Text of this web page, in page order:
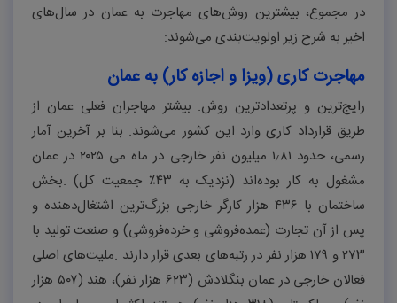
در مجموع، بیشترین روش‌های مهاجرت به عمان در سال‌های
اخیر به شرح زیر اولویت‌بندی می‌شوند:
مهاجرت کاری (ویزا و اجازه کار) به عمان
رایج‌ترین و پرتعدادترین روش. بیشتر مهاجران فعلی عمان از
طریق قرارداد کاری وارد این کشور می‌شوند. بنا بر آخرین آمار
رسمی، حدود
۱٫۸۱ میلیون نفر خارجی در ماه می ۲۰۲۵در عمان
مشغول به کار بوده‌اند (نزدیک به ۴۳٪ جمعیت کل) .بخش
ساختمان با ۴۳۶هزار کارگر خارجی بزرگ‌ترین اشتغال‌دهنده و
پس از آن تجارت (عمده‌فروشی و خرده‌فروشی) و صنعت تولید با
۲۷۳و ۱۷۹هزار نفر در رتبه‌های بعدی قرار دارند .ملیت‌های اصلی
فعالان خارجی در عمان بنگلادش (۶۲۳هزار نفر)، هند (۵۰۷ هزار